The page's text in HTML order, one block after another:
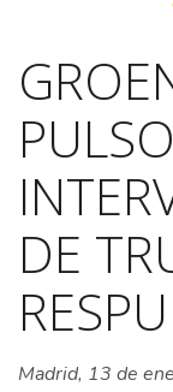
PULSO
DE
Madrid, 13 de